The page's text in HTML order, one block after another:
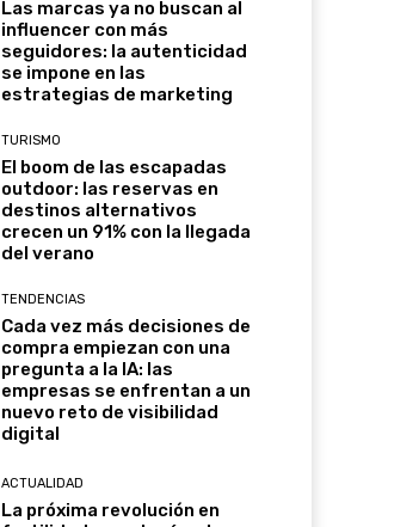
Las marcas ya no buscan al
influencer con más
seguidores: la autenticidad
se impone en las
estrategias de marketing
TURISMO
El boom de las escapadas
outdoor: las reservas en
destinos alternativos
crecen un 91% con la llegada
del verano
TENDENCIAS
Cada vez más decisiones de
compra empiezan con una
pregunta a la IA: las
empresas se enfrentan a un
nuevo reto de visibilidad
digital
ACTUALIDAD
La próxima revolución en